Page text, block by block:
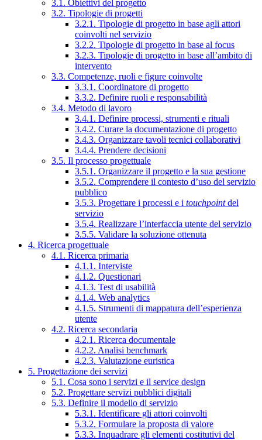
3.1. Obiettivi del progetto
3.2. Tipologie di progetti
3.2.1. Tipologie di progetto in base agli attori
coinvolti nel servizio
3.2.2. Tipologie di progetto in base al focus
3.2.3. Tipologie di progetto in base all’ambito di
intervento
3.3. Competenze, ruoli e figure coinvolte
3.3.1. Coordinatore di progetto
3.3.2. Definire ruoli e responsabilità
3.4. Metodo di lavoro
3.4.1. Definire processi, strumenti e rituali
3.4.2. Curare la documentazione di progetto
3.4.3. Organizzare tavoli tecnici collaborativi
3.4.4. Prendere decisioni
3.5. Il processo progettuale
3.5.1. Organizzare il progetto e la sua gestione
3.5.2. Comprendere il contesto d’uso del servizio
pubblico
3.5.3. Progettare i processi e i touchpointdel
servizio
3.5.4. Realizzare l’interfaccia utente del servizio
3.5.5. Validare la soluzione ottenuta
4. Ricerca progettuale
4.1. Ricerca primaria
4.1.1. Interviste
4.1.2. Questionari
4.1.3. Test di usabilità
4.1.4. Web analytics
4.1.5. Strumenti di mappatura dell’esperienza
utente
4.2. Ricerca secondaria
4.2.1. Ricerca documentale
4.2.2. Analisi benchmark
4.2.3. Valutazione euristica
5. Progettazione dei servizi
5.1. Cosa sono i servizi e il service design
5.2. Progettare servizi pubblici digitali
5.3. Definire il modello di servizio
5.3.1. Identificare gli attori coinvolti
5.3.2. Formulare la proposta di valore
5.3.3. Inquadrare gli elementi costitutivi del